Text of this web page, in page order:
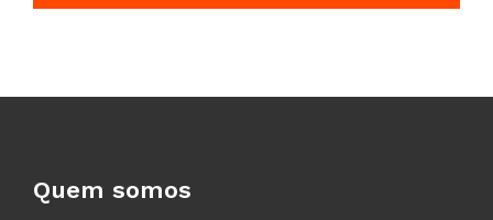
Quem somos